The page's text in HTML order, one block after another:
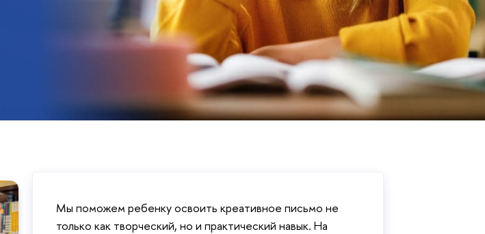
Мы поможем ребенку освоить креативное письмо не
только как творческий, но и практический навык. На